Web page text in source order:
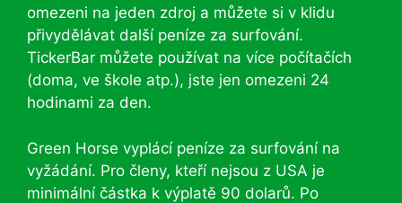
omezeni na jeden zdroj a můžete si v klidu
přivydělávat další peníze za surfování.
TickerBar můžete používat na více počítačích
(doma, ve škole atp.), jste jen omezeni 24
hodinami za den.
Green Horse vyplácí peníze za surfování na
vyžádání. Pro členy, kteří nejsou z USA je
minimální částka k výplatě 90 dolarů. Po